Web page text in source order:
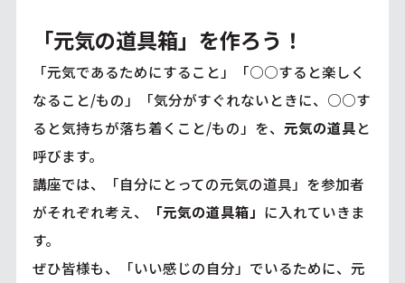
「元気の道具箱」を作ろう！
「元気であるためにすること」「○○すると楽しく
なること/もの」「気分がすぐれないときに、○○す
ると気持ちが落ち着くこと/もの」を、 元気の道具と
呼びます。
講座では、「自分にとっての元気の道具」を参加者
がそれぞれ考え、
「元気の道具箱」 に入れていきま
す。
ぜひ皆様も、「いい感じの自分」でいるために、元